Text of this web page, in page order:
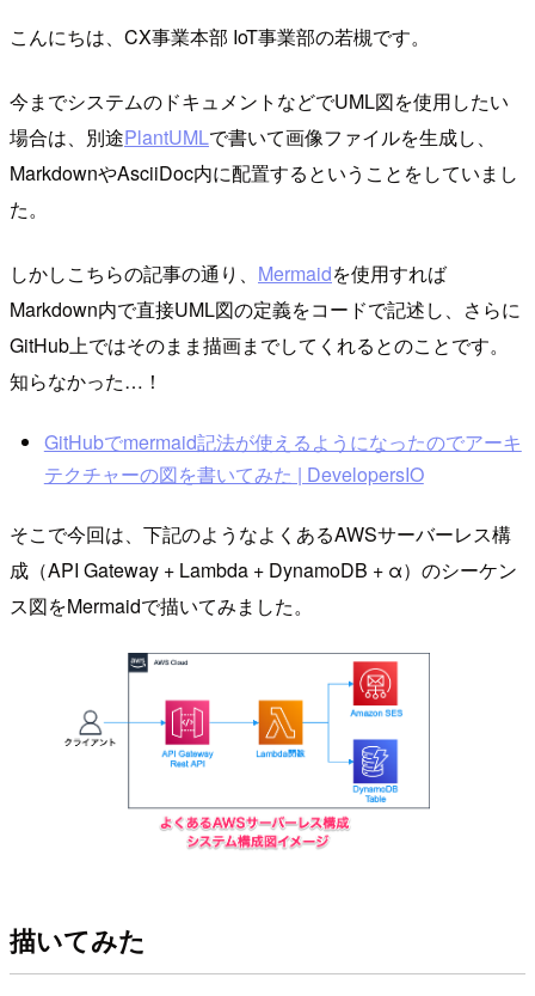
こんにちは、CX事業本部 IoT事業部の若槻です。
今までシステムのドキュメントなどでUML図を使用したい
場合は、別途PlantUMLで書いて画像ファイルを生成し、
MarkdownやAsciiDoc内に配置するということをしていまし
た。
しかしこちらの記事の通り、 Mermaidを使用すれば
Markdown内で直接UML図の定義をコードで記述し、さらに
GitHub上ではそのまま描画までしてくれるとのことです。
知らなかった…！
GitHubでmermaid記法が使えるようになったのでアーキ
テクチャーの図を書いてみた | DevelopersIO
そこで今回は、下記のようなよくあるAWSサーバーレス構
成（API Gateway + Lambda + DynamoDB + α）のシーケン
ス図をMermaidで描いてみました。
描いてみた